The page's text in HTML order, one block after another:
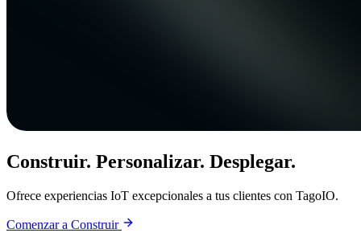
Construir. Personalizar. Desplegar.
Ofrece experiencias IoT excepcionales a tus clientes con TagoIO.
Comenzar a Construir